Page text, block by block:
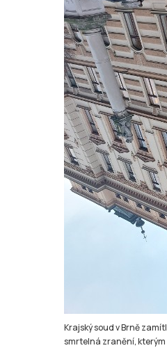
Krajský soud v Brně
smrtelná zranění, kterým